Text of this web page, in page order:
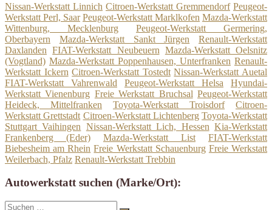
Nissan-Werkstatt Linnich Citroen-Werkstatt Gremmendorf Peugeot-
Werkstatt Perl, Saar Peugeot-Werkstatt Marklkofen Mazda-Werkstatt
Wittenburg, Mecklenburg
Peugeot-Werkstatt Germering,
Oberbayern
Mazda-Werkstatt Sankt Jürgen
Renault-Werkstatt
Daxlanden
FIAT-Werkstatt Neubeuern Mazda-Werkstatt Oelsnitz
(Vogtland) Mazda-Werkstatt Poppenhausen, Unterfranken Renault-
Werkstatt Ickern Citroen-Werkstatt Tostedt Nissan-Werkstatt Auetal
FIAT-Werkstatt Vahrenwald
Peugeot-Werkstatt Helsa
Hyundai-
Werkstatt Vienenburg Freie Werkstatt Bruchsal Peugeot-Werkstatt
Heideck, Mittelfranken
Toyota-Werkstatt Troisdorf
Citroen-
Werkstatt Grettstadt Citroen-Werkstatt Lichtenberg Toyota-Werkstatt
Stuttgart Vaihingen Nissan-Werkstatt Lich, Hessen Kia-Werkstatt
Frankenberg (Eder)
Mazda-Werkstatt List
FIAT-Werkstatt
Biebesheim am Rhein Freie Werkstatt Schauenburg Freie Werkstatt
Weilerbach, Pfalz Renault-Werkstatt Trebbin
Autowerkstatt suchen (Marke/Ort):
Suche